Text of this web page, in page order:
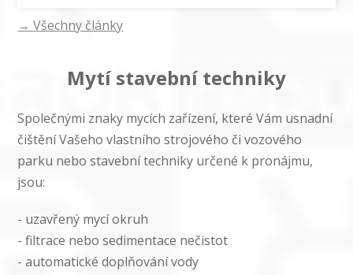
→ Všechny články
Mytí stavební techniky
Společnými znaky mycích zařízení, které Vám usnadní
čištění Vašeho vlastního strojového či vozového
parku nebo stavební techniky určené k pronájmu,
jsou:
- uzavřený mycí okruh
- filtrace nebo sedimentace nečistot
- automatické doplňování vody